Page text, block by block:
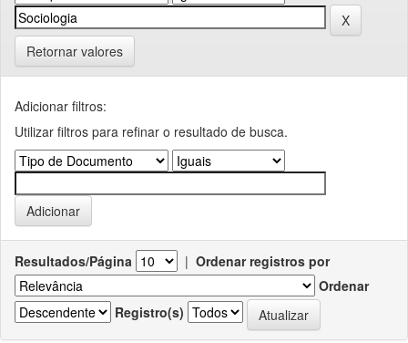
Retornar valores
Adicionar filtros:
Utilizar filtros para refinar o resultado de busca.
Resultados/Página | Ordenar registros por
Ordenar
Registro(s)